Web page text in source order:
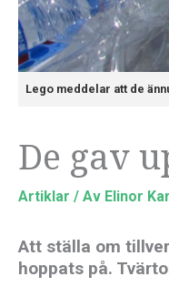
Lego meddelar att de
De gav
Artiklar / Av Elinor
Att ställa om
hoppats på.